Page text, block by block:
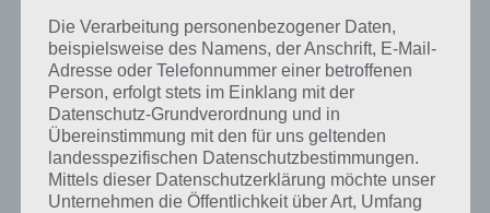
Die Verarbeitung personenbezogener Daten,
beispielsweise des Namens, der Anschrift, E-Mail-
Adresse oder Telefonnummer einer betroffenen
Person, erfolgt stets im Einklang mit der
Datenschutz-Grundverordnung und in
Übereinstimmung mit den für uns geltenden
landesspezifischen Datenschutzbestimmungen.
Mittels dieser Datenschutzerklärung möchte unser
Unternehmen die Öffentlichkeit über Art, Umfang